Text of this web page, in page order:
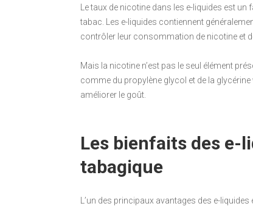
Le taux de nicotine dans les e-liquides est
tabac. Les e-liquides contiennent
contrôler leur consommation de nicotine et
Mais la nicotine n’est pas le seul élément
comme du propylène glycol et de la
améliorer le goût.
Les bienfaits des e-
tabagique
L’un des principaux avantages des e-